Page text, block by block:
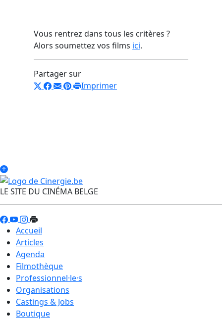
Vous rentrez dans tous les critères ?
Alors soumettez vos films ici.
Partager sur
Imprimer
LE SITE DU CINÉMA BELGE
Accueil
Articles
Agenda
Filmothèque
Professionnel·le·s
Organisations
Castings & Jobs
Boutique